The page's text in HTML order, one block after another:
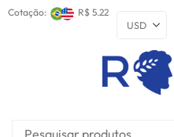
Cotação: R$ 5.22